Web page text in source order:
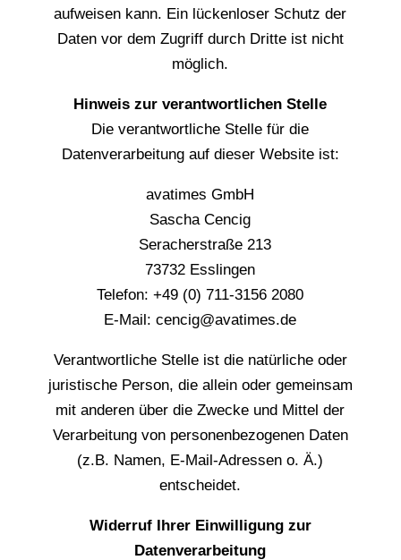
aufweisen kann. Ein lückenloser Schutz der
Daten vor dem Zugriff durch Dritte ist nicht
möglich.
Hinweis zur verantwortlichen Stelle
Die verantwortliche Stelle für die
Datenverarbeitung auf dieser Website ist:
avatimes GmbH
Sascha Cencig
Seracherstraße 213
73732 Esslingen
Telefon: +49 (0) 711-3156 2080
E-Mail: cencig@avatimes.de
Verantwortliche Stelle ist die natürliche oder
juristische Person, die allein oder gemeinsam
mit anderen über die Zwecke und Mittel der
Verarbeitung von personenbezogenen Daten
(z.B. Namen, E-Mail-Adressen o. Ä.)
entscheidet.
Widerruf Ihrer Einwilligung zur
Datenverarbeitung